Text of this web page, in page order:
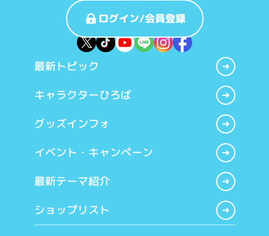
ログイン/会員登録
最新トピック
キャラクターひろば
グッズインフォ
イベント・キャンペーン
最新テーマ紹介
ショップリスト